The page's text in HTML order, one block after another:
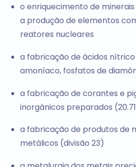
o enriquecimento de
a produção de elementos
reatores nucleares
a fabricação de ácidos nítrico
amoníaco, fosfatos de
a fabricação de corantes e
inorgânicos preparados
a fabricação de produtos de
metálicos (divisão 23)